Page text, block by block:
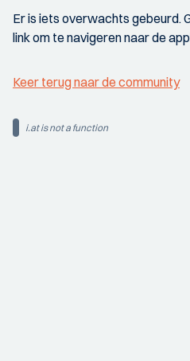
Er is iets overwachts gebeurd.
link om te navigeren naar de
Keer terug naar de community
i.at is not a function